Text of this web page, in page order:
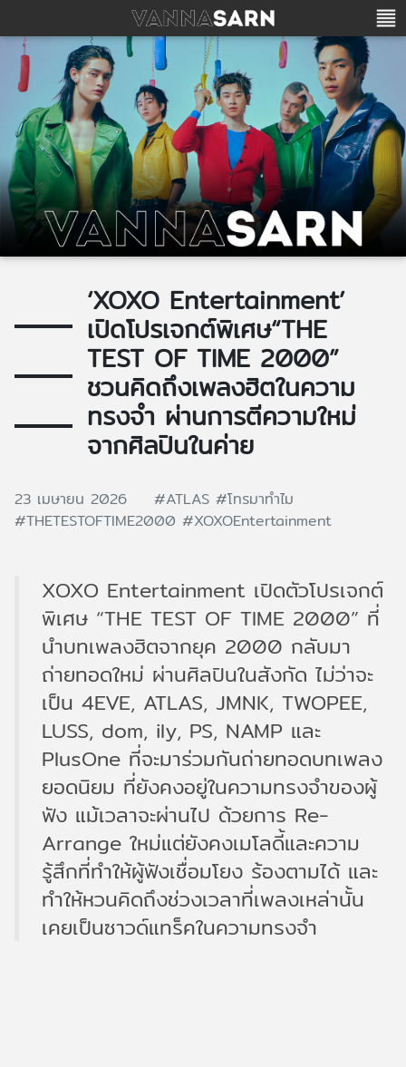
‘XOXO Entertainment’
เปิดโปรเจกต์พิเศษ“THE
TEST OF TIME 2000”
ชวนคิดถึงเพลงฮิตในความ
ทรงจำ ผ่านการตีความใหม่
จากศิลปินในค่าย
23 เมษายน 2026 #ATLAS #โทรมาทำไม
#THETESTOFTIME2000 #XOXOEntertainment
XOXO Entertainment เปิดตัวโปรเจกต์
พิเศษ “THE TEST OF TIME 2000” ที่
นำบทเพลงฮิตจากยุค 2000 กลับมา
ถ่ายทอดใหม่ ผ่านศิลปินในสังกัด ไม่ว่าจะ
เป็น 4EVE, ATLAS, JMNK, TWOPEE,
LUSS, dom, ily, PS, NAMP และ
PlusOne ที่จะมาร่วมกันถ่ายทอดบทเพลง
ยอดนิยม ที่ยังคงอยู่ในความทรงจำของผู้
ฟัง แม้เวลาจะผ่านไป ด้วยการ Re-
Arrange ใหม่แต่ยังคงเมโลดี้และความ
รู้สึกที่ทำให้ผู้ฟังเชื่อมโยง ร้องตามได้ และ
ทำให้หวนคิดถึงช่วงเวลาที่เพลงเหล่านั้น
เคยเป็นซาวด์แทร็คในความทรงจำ